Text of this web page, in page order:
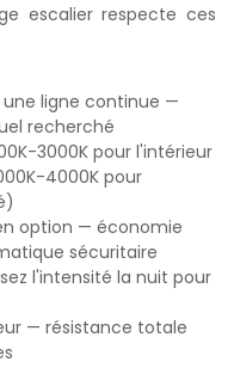
escalier respecte ces
ligne continue —
recherché
3000K pour l'intérieur
4000K pour
option — économie
sécuritaire
l'intensité la nuit pour
— résistance totale